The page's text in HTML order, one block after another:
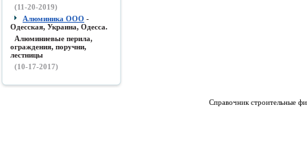
(11-20-2019)
Алюминика ООО -
Одесская, Украина, Одесса.
Алюминиевые перила,
ограждения, поручни,
лестницы
(10-17-2017)
Справочник строительные